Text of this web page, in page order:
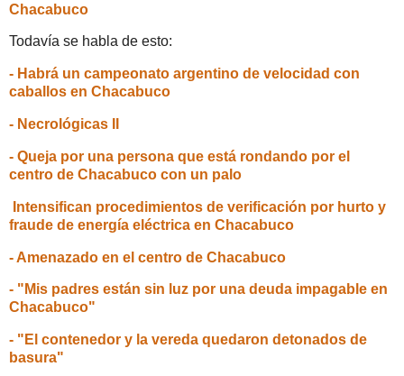
Chacabuco
Todavía se habla de esto:
- Habrá un campeonato argentino de velocidad con
caballos en Chacabuco
- Necrológicas II
- Queja por una persona que está rondando por el
centro de Chacabuco con un palo
Intensifican procedimientos de verificación por hurto y
fraude de energía eléctrica en Chacabuco
- Amenazado en el centro de Chacabuco
- "Mis padres están sin luz por una deuda impagable en
Chacabuco"
- "El contenedor y la vereda quedaron detonados de
basura"